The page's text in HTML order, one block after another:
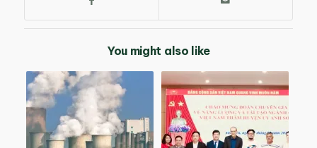
You might also like